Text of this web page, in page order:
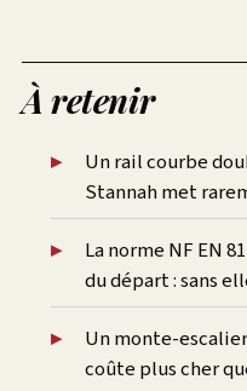
À retenir
Un rail courbe
Stannah met
La norme NF EN
du départ : sans
Un monte-
coûte plus cher